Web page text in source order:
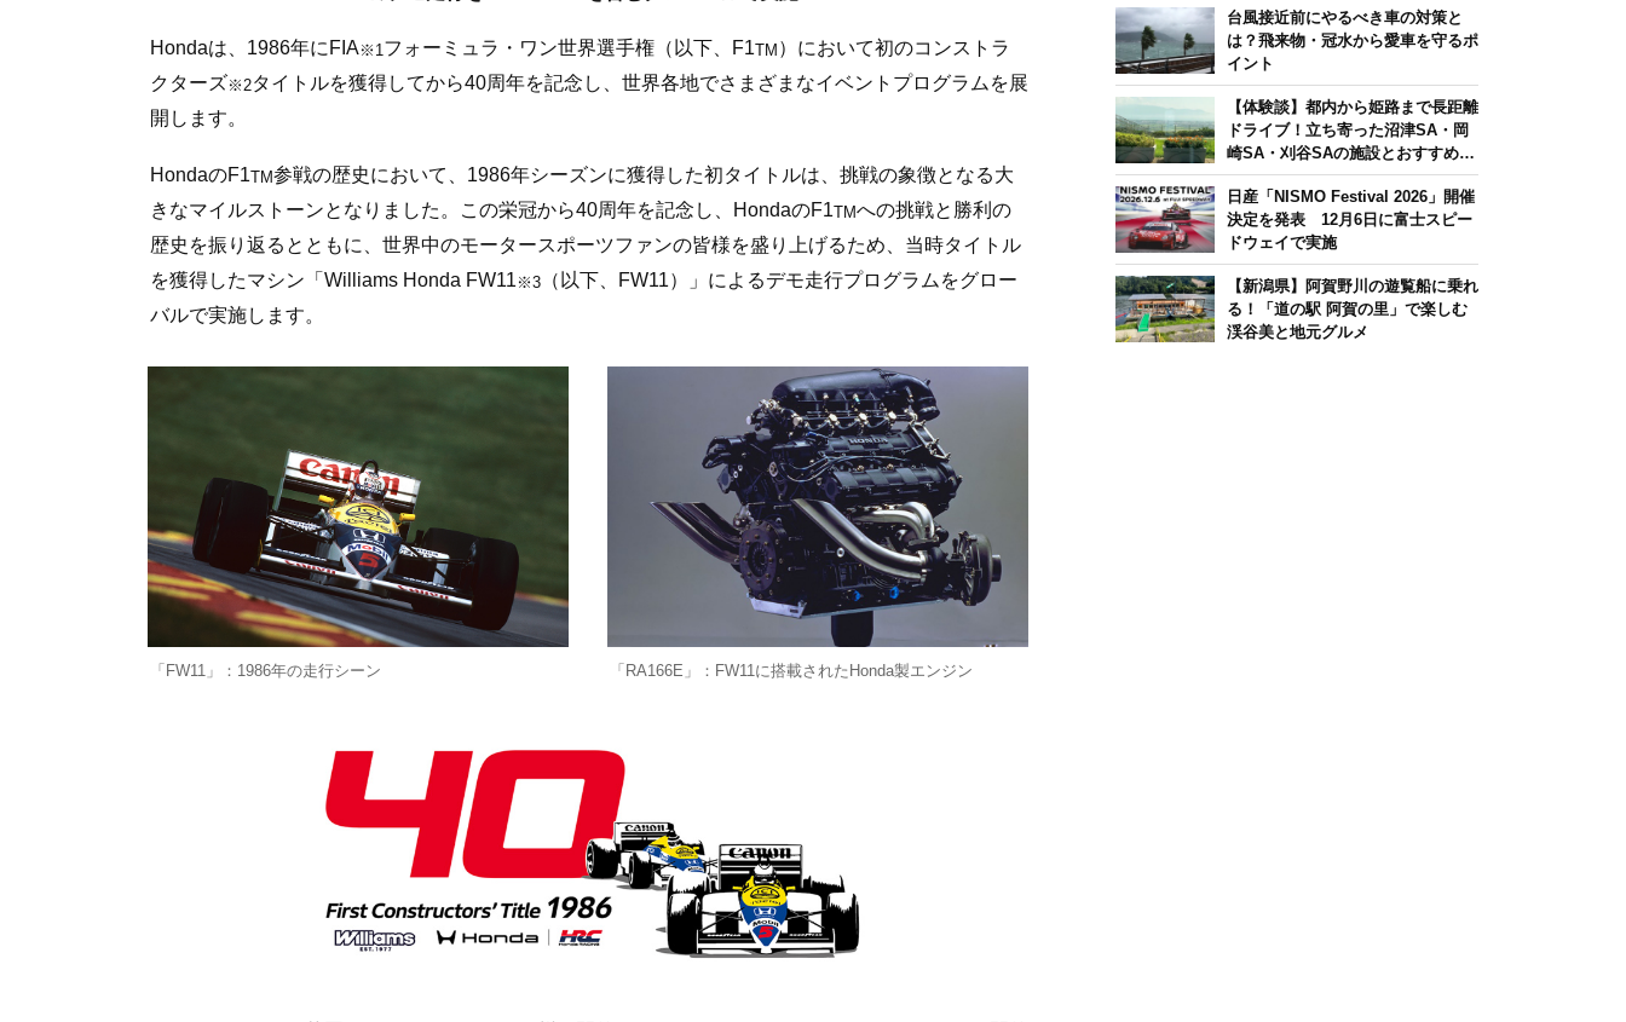
Hondaは、1986年にFIA※1フォーミュラ・ワン世界選手権（以下、F1TM ）において初のコンストラ
クターズ※2タイトルを獲得してから40周年を記念し、世界各地でさまざまなイベントプログラムを展
開します。
HondaのF1TM参戦の歴史において、1986年シーズンに獲得した初タイトルは、挑戦の象徴となる大
きなマイルストーンとなりました。この栄冠から40周年を記念し、HondaのF1TMへの挑戦と勝利の
歴史を振り返るとともに、世界中のモータースポーツファンの皆様を盛り上げるため、当時タイトル
を獲得したマシン「Williams Honda FW11 ※3 （以下、FW11）」によるデモ走行プログラムをグロー
バルで実施します。
「FW11」：1986年の走行シーン 「RA166E」：FW11に搭載されたHonda製エンジン
台風接近前にやるべき車の対策と
は？飛来物・冠水から愛車を守るポ
イント
【体験談】都内から姫路まで長距離
ドライブ！立ち寄った沼津SA・岡
崎SA・刈谷SAの施設とおすすめグ
ルメを紹介
日産「NISMO Festival 2026」開催
決定を発表 12月6日に富士スピー
ドウェイで実施
【新潟県】阿賀野川の遊覧船に乗れ
る！「道の駅 阿賀の里」で楽しむ
渓谷美と地元グルメ